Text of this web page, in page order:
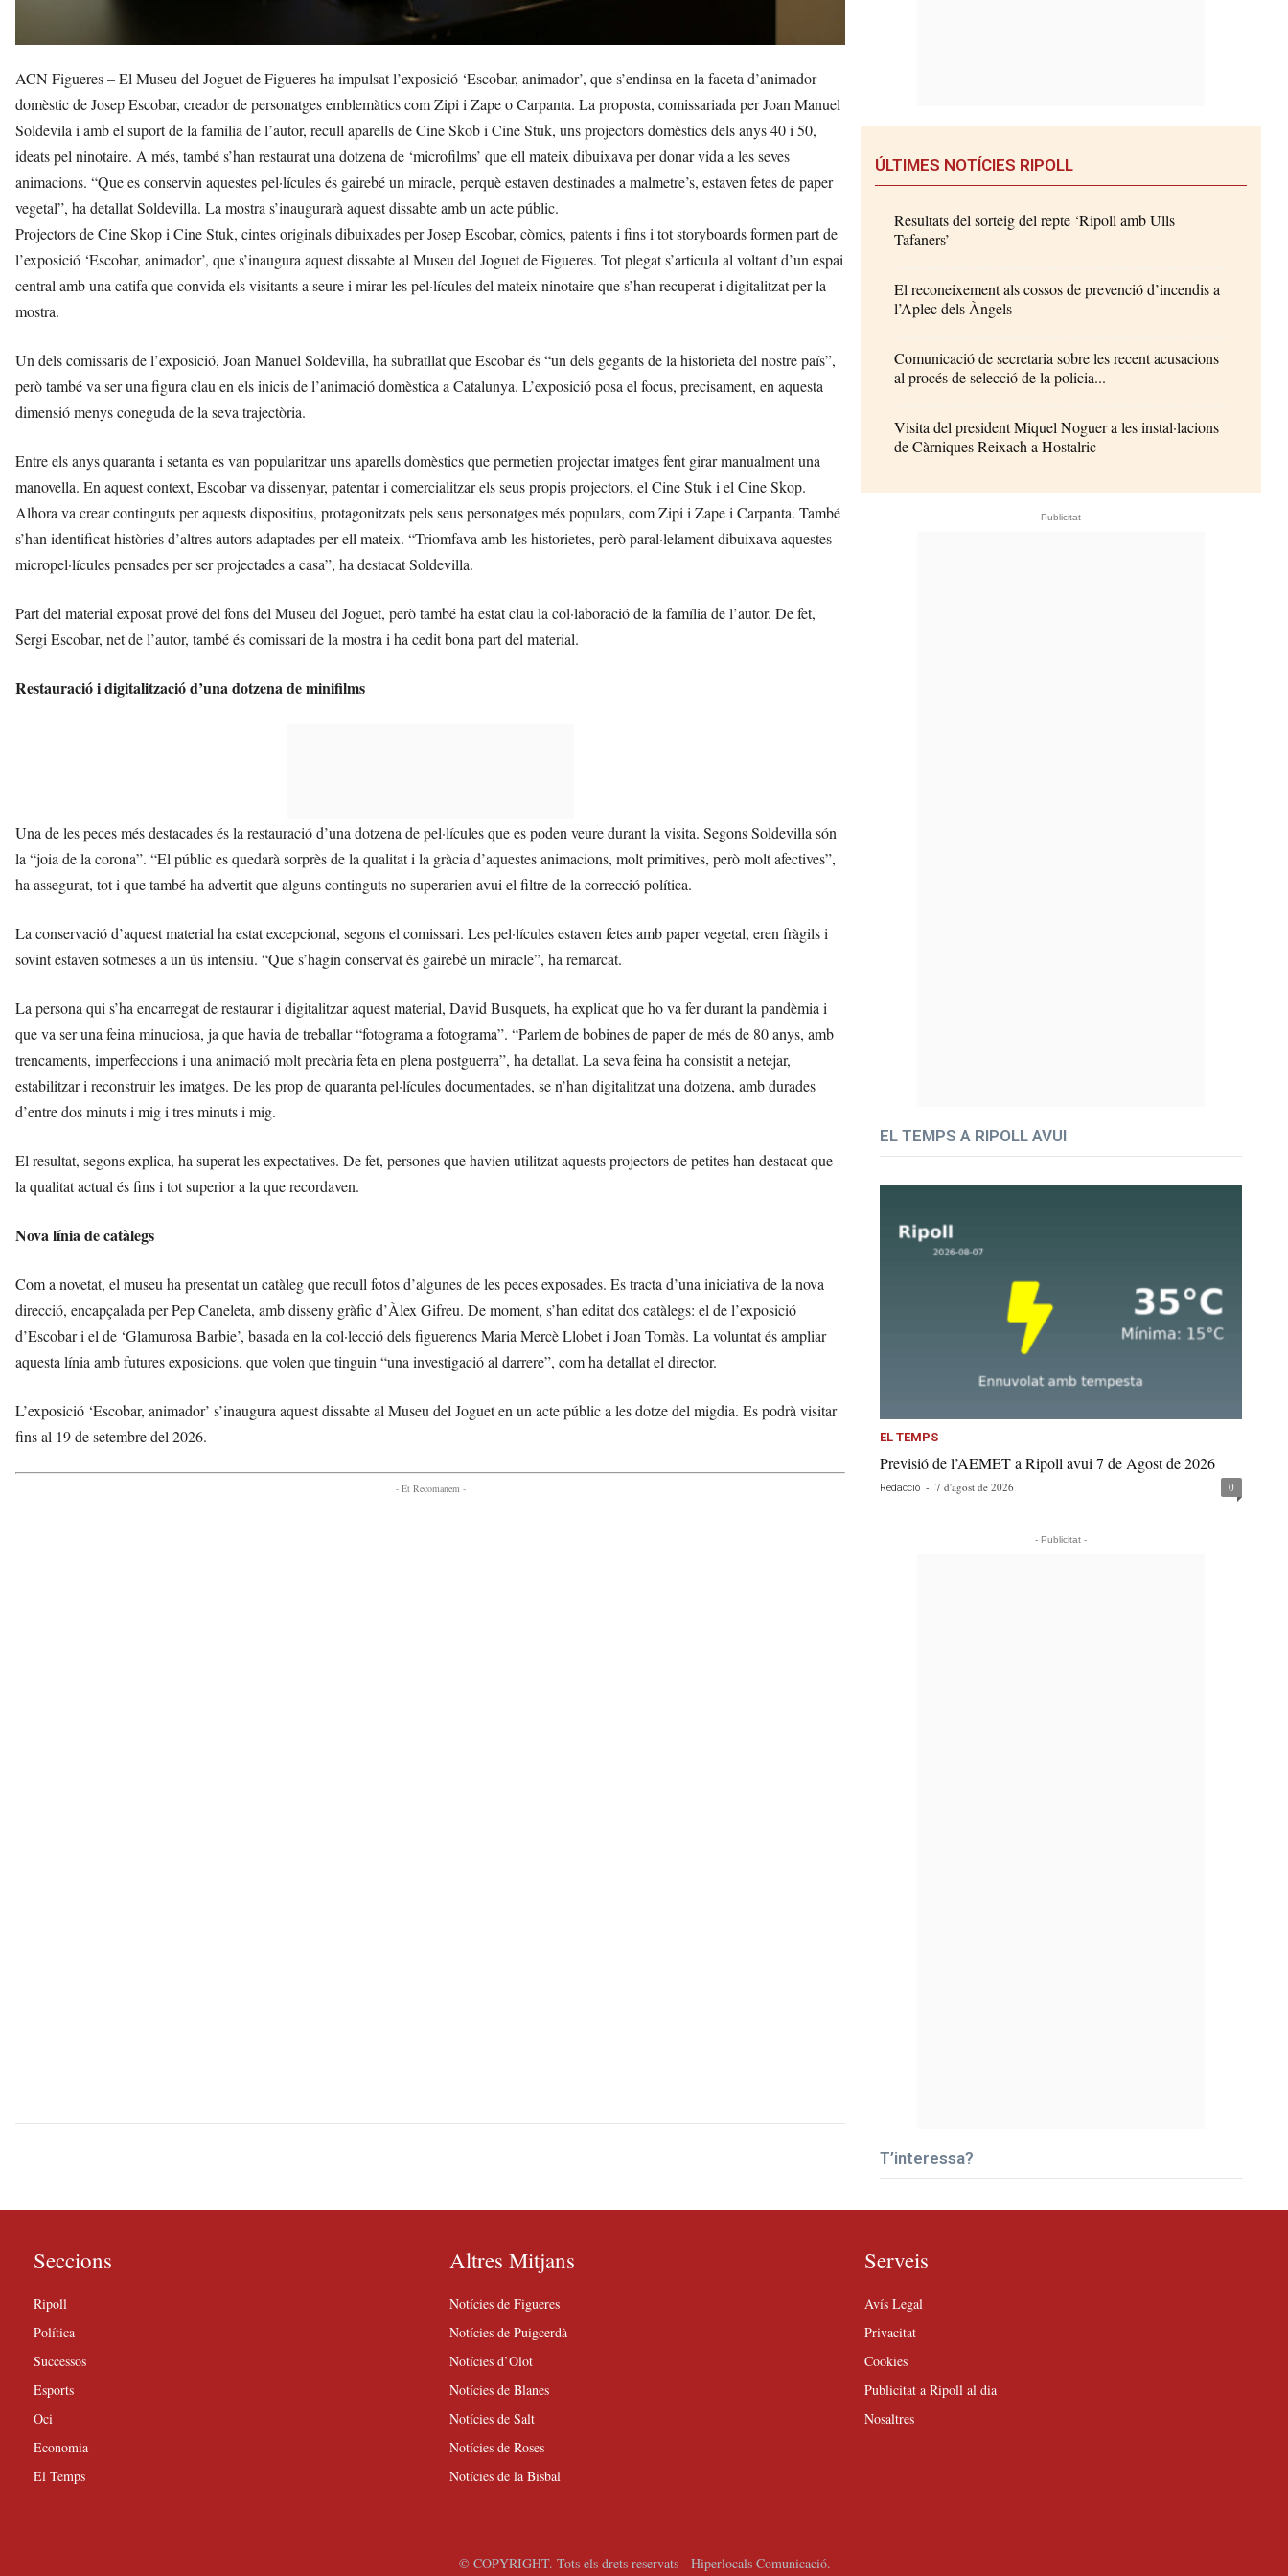
ACN Figueres – El Museu del Joguet de Figueres ha impulsat l’exposició ‘Escobar, animador’, que s’endinsa en la faceta d’animador
domèstic de Josep Escobar, creador de personatges emblemàtics com Zipi i Zape o Carpanta. La proposta, comissariada per Joan Manuel
Soldevila i amb el suport de la família de l’autor, recull aparells de Cine Skob i Cine Stuk, uns projectors domèstics dels anys 40 i 50,
ideats pel ninotaire. A més, també s’han restaurat una dotzena de ‘microfilms’ que ell mateix dibuixava per donar vida a les seves
animacions. “Que es conservin aquestes pel·lícules és gairebé un miracle, perquè estaven destinades a malmetre’s, estaven fetes de paper
vegetal”, ha detallat Soldevilla. La mostra s’inaugurarà aquest dissabte amb un acte públic.
Projectors de Cine Skop i Cine Stuk, cintes originals dibuixades per Josep Escobar, còmics, patents i fins i tot storyboards formen part de
l’exposició ‘Escobar, animador’, que s’inaugura aquest dissabte al Museu del Joguet de Figueres. Tot plegat s’articula al voltant d’un espai
central amb una catifa que convida els visitants a seure i mirar les pel·lícules del mateix ninotaire que s’han recuperat i digitalitzat per la
mostra.
Un dels comissaris de l’exposició, Joan Manuel Soldevilla, ha subratllat que Escobar és “un dels gegants de la historieta del nostre país”,
però també va ser una figura clau en els inicis de l’animació domèstica a Catalunya. L’exposició posa el focus, precisament, en aquesta
dimensió menys coneguda de la seva trajectòria.
Entre els anys quaranta i setanta es van popularitzar uns aparells domèstics que permetien projectar imatges fent girar manualment una
manovella. En aquest context, Escobar va dissenyar, patentar i comercialitzar els seus propis projectors, el Cine Stuk i el Cine Skop.
Alhora va crear continguts per aquests dispositius, protagonitzats pels seus personatges més populars, com Zipi i Zape i Carpanta. També
s’han identificat històries d’altres autors adaptades per ell mateix. “Triomfava amb les historietes, però paral·lelament dibuixava aquestes
micropel·lícules pensades per ser projectades a casa”, ha destacat Soldevilla.
Part del material exposat prové del fons del Museu del Joguet, però també ha estat clau la col·laboració de la família de l’autor. De fet,
Sergi Escobar, net de l’autor, també és comissari de la mostra i ha cedit bona part del material.
Restauració i digitalització d’una dotzena de minifilms
Una de les peces més destacades és la restauració d’una dotzena de pel·lícules que es poden veure durant la visita. Segons Soldevilla són
la “joia de la corona”. “El públic es quedarà sorprès de la qualitat i la gràcia d’aquestes animacions, molt primitives, però molt afectives”,
ha assegurat, tot i que també ha advertit que alguns continguts no superarien avui el filtre de la correcció política.
La conservació d’aquest material ha estat excepcional, segons el comissari. Les pel·lícules estaven fetes amb paper vegetal, eren fràgils i
sovint estaven sotmeses a un ús intensiu. “Que s’hagin conservat és gairebé un miracle”, ha remarcat.
La persona qui s’ha encarregat de restaurar i digitalitzar aquest material, David Busquets, ha explicat que ho va fer durant la pandèmia i
que va ser una feina minuciosa, ja que havia de treballar “fotograma a fotograma”. “Parlem de bobines de paper de més de 80 anys, amb
trencaments, imperfeccions i una animació molt precària feta en plena postguerra”, ha detallat. La seva feina ha consistit a netejar,
estabilitzar i reconstruir les imatges. De les prop de quaranta pel·lícules documentades, se n’han digitalitzat una dotzena, amb durades
d’entre dos minuts i mig i tres minuts i mig.
El resultat, segons explica, ha superat les expectatives. De fet, persones que havien utilitzat aquests projectors de petites han destacat que
la qualitat actual és fins i tot superior a la que recordaven.
Nova línia de catàlegs
Com a novetat, el museu ha presentat un catàleg que recull fotos d’algunes de les peces exposades. Es tracta d’una iniciativa de la nova
direcció, encapçalada per Pep Caneleta, amb disseny gràfic d’Àlex Gifreu. De moment, s’han editat dos catàlegs: el de l’exposició
d’Escobar i el de ‘Glamurosa Barbie’, basada en la col·lecció dels figuerencs Maria Mercè Llobet i Joan Tomàs. La voluntat és ampliar
aquesta línia amb futures exposicions, que volen que tinguin “una investigació al darrere”, com ha detallat el director.
L’exposició ‘Escobar, animador’ s’inaugura aquest dissabte al Museu del Joguet en un acte públic a les dotze del migdia. Es podrà visitar
fins al 19 de setembre del 2026.
- Et Recomanem -
ÚLTIMES NOTÍCIES RIPOLL
Resultats del sorteig del repte ‘Ripoll amb Ulls
Tafaners’
El reconeixement als cossos de prevenció d’incendis a
l’Aplec dels Àngels
Comunicació de secretaria sobre les recent acusacions
al procés de selecció de la policia...
Visita del president Miquel Noguer a les instal·lacions
de Càrniques Reixach a Hostalric
- Publicitat -
EL TEMPS A RIPOLL AVUI
EL TEMPS
Previsió de l’AEMET a Ripoll avui 7 de Agost de 2026
Redacció - 7 d'agost de 2026 0
- Publicitat -
T’interessa?
Seccions
Ripoll
Política
Successos
Esports
Oci
Economia
El Temps
Altres Mitjans
Notícies de Figueres
Notícies de Puigcerdà
Notícies d’Olot
Notícies de Blanes
Notícies de Salt
Notícies de Roses
Notícies de la Bisbal
Serveis
Avís Legal
Privacitat
Cookies
Publicitat a Ripoll al dia
Nosaltres
© COPYRIGHT. Tots els drets reservats - Hiperlocals Comunicació.